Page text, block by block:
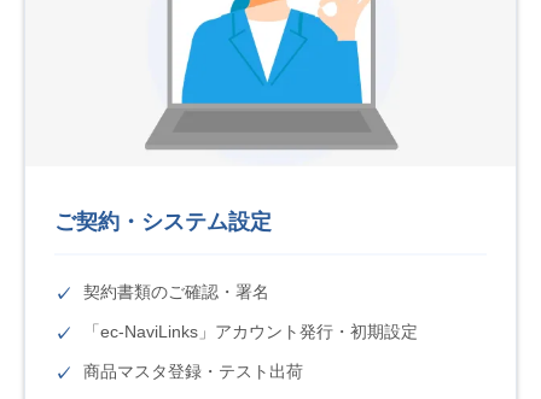
ご契約・システム設定
契約書類のご確認・署名
「ec-NaviLinks」アカウント発行・初期設定
商品マスタ登録・テスト出荷